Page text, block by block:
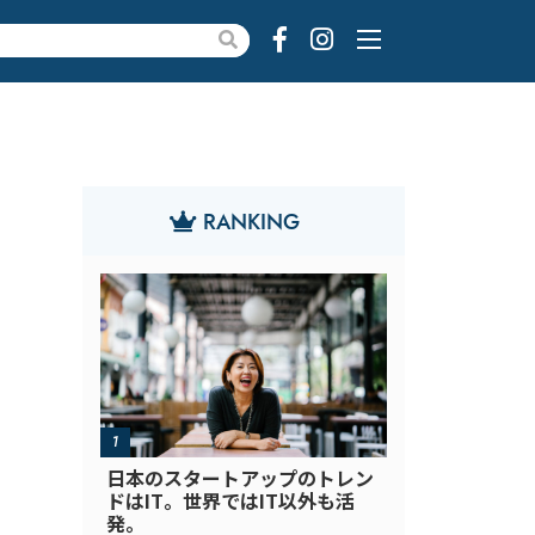
RANKING
日本のスタートアップのトレン
ドはIT。世界ではIT以外も活
発。